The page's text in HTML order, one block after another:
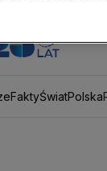
FaktyŚwiatPolska